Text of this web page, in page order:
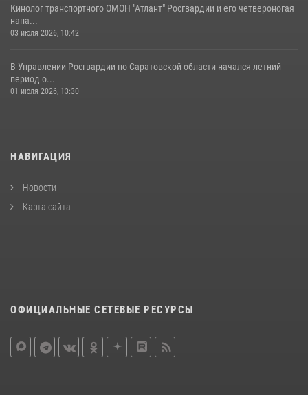
Кинолог транспортного ОМОН "Атлант" Росгвардии и его четвероногая
напа...
03 июля 2026, 10:42
В Управлении Росгвардии по Саратовской области начался летний
период о...
01 июля 2026, 13:30
НАВИГАЦИЯ
Новости
Карта сайта
ОФИЦИАЛЬНЫЕ СЕТЕВЫЕ РЕСУРСЫ